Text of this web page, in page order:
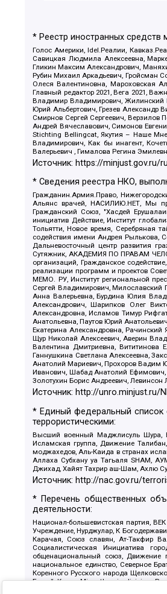
* Реестр иностранных
Голос Америки, Idel.Реалии,
Савицкая Людмила Алексеевна,
Гликин Максим Александрович,
Рубин Михаил Аркадьевич, Гройсман
Олеся Валентиновна, Мароховская
Главный редактор 2021, Вега 2021,
Владимир Владимирович, Жилинский
Юрий Альбертович, Грезев Александр
Смирнов Сергей Сергеевич,
Андрей Вячеславович, Симонов
Stichting Bellingcat, Якутия – Наше
Владимирович, Как бы инагент,
Валерьевич , Гималова Регина
Источник: https://minjust.gov.ru/
* Сведения реестра НКО,
Гражданин.Армия.Право,
Альянс врачей, НАСИЛИЮ.НЕТ, Мы
Гражданский Союз, "Хасдей
инициатив Действие, Институт
Тольятти, Новое время, Серебряная
содействия имени Андрея Рылькова,
Дальневосточный центр развития
Сутяжник, АКАДЕМИЯ ПО ПРАВАМ
организаций, Гражданское
реализации программ и проектов
МЕМО. РУ, Институт региональной
Сергей Владимирович, Милославский
Анна Валерьевна, Бурдина Юлия
Александрович, Шарипков Олег
Александровна, Исламов Тимур
Анатольевна, Паутов Юрий
Екатерина Александровна,
Щур Николай Алексеевич, Аверин
Валентина Дмитриевна, Вититинова
Ганнушкина Светлана Алексеевна,
Анатолий Мариевич, Прохоров Вадим
Иванович, Шабад Анатолий Ефимович,
Золотухин Борис Андреевич,
Источник:http://unro.minjust.ru/
* Единый федеральный список
террористическими:
Высший военный Маджлисуль Шура,
Исламская группа, Движение
моджахедов, Аль-Каида в странах
Аллаха Субхану уа Тагьаля SHAM,
Джихад, Хайят Тахрир аш-Шам, Ахлю
Источник: http://nac.gov.ru/
* Перечень общественных
деятельности:
Национал-большевистская партия,
Учреждение, Нурджулар, К
Карачая, Союз славян, Ат-Такфир
Социалистическая Инициатива
общенациональный союз, Движение
национальное единство, Северное
Коренного Русского народа
Белый Крест, Misanthropic division,